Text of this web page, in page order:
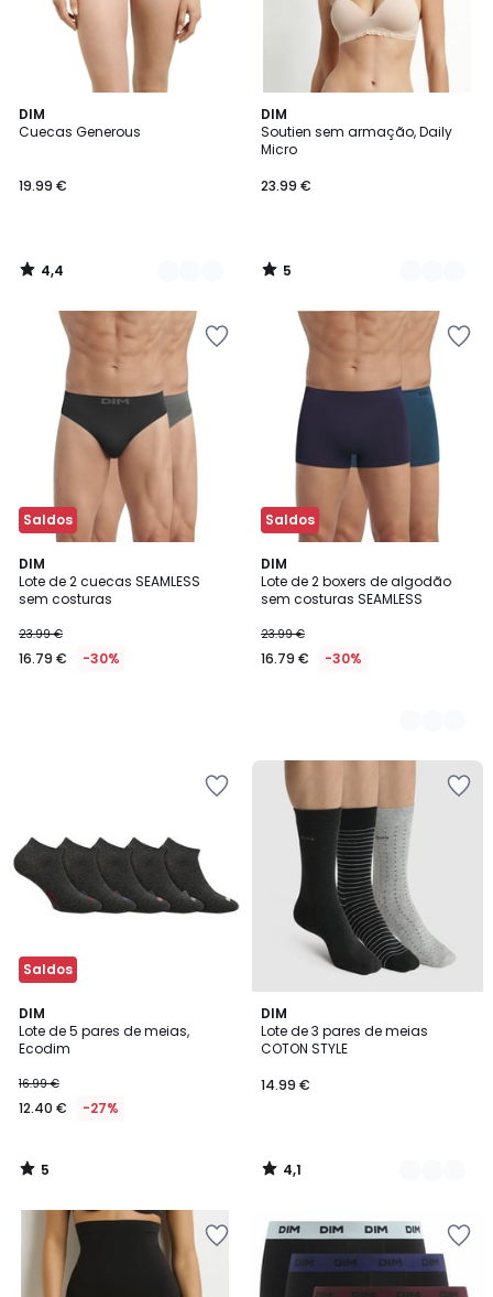
DIM
Cuecas Generous
19.99 €
4,4
/ 5
3
Cores
4,4
/
DIM
Soutien sem armação, Daily
Micro
23.99 €
5
/
5
3
Cores
5
/
Saldos
DIM
Lote de 2 cuecas SEAMLESS
sem costuras
23.99 €
16.79 € -30%
Saldos
DIM
Lote de 2 boxers de algodão
sem costuras SEAMLESS
23.99 €
16.79 € -30%
2
Cores
Saldos
DIM
Lote de 5 pares de meias,
Ecodim
16.99 €
12.40 € -27%
5
/
5
5
/
DIM
Lote de 3 pares de meias
COTON STYLE
14.99 €
4,1
/ 5
3
Cores
4,1
/